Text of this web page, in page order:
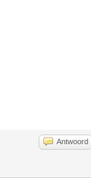
Antwoord